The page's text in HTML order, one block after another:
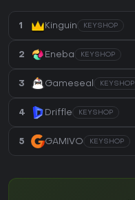
1 Kinguin KEYSHOP
2 Eneba KEYSHOP
3 Gameseal KEYSHOP
4 Driffle KEYSHOP
5 GAMIVO KEYSHOP